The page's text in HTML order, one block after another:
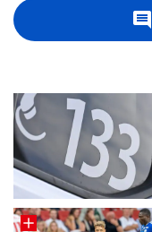
comment